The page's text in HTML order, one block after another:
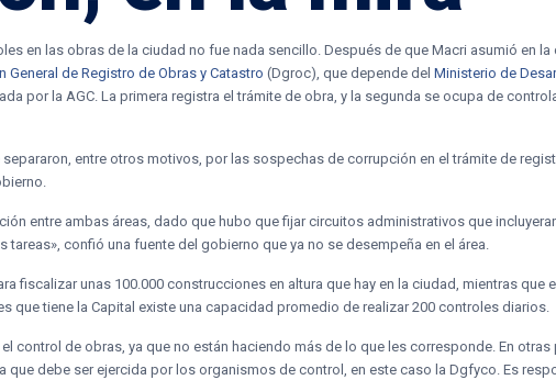
en las obras de la ciudad no fue nada sencillo. Después de que Macri asumió en
General de Registro de Obras y Catastro (Dgroc), que depende delMinisterio de
por la AGC. La primera registra el trámite de obra, y la segunda se ocupa de
entre otros motivos, por las sospechas de corrupción en el trámite de
entre ambas áreas, dado que hubo que fijar circuitos administrativos que
confió una fuente del gobierno que ya no se desempeña en el área.
fiscalizar unas 100.000 construcciones en altura que hay en la ciudad, mientras que
que tiene la Capital existe una capacidad promedio de realizar 200 controles diarios.
control de obras, ya que no están haciendo más de lo que les corresponde. En otras
debe ser ejercida por los organismos de control, en este caso la Dgfyco. Es